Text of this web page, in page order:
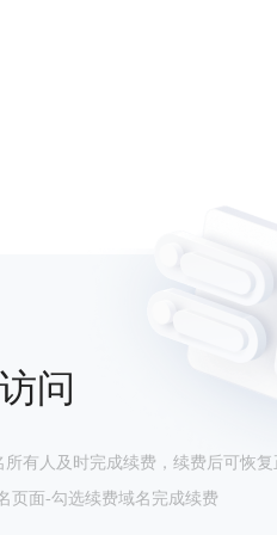
问
有人及时完成续费，续费后可恢复
页面-勾选续费域名完成续费